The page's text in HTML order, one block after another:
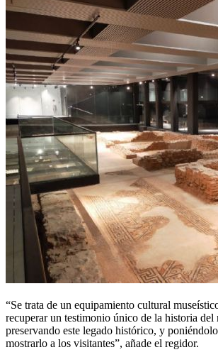
“Se trata de un equipamiento cultural
recuperar un testimonio único de la historia del
preservando este legado histórico, y
mostrarlo a los visitantes”, añade el regidor.